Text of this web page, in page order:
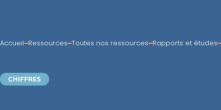
Accueil Ressources Toutes nos ressources Rapports et études
CHIFFRES